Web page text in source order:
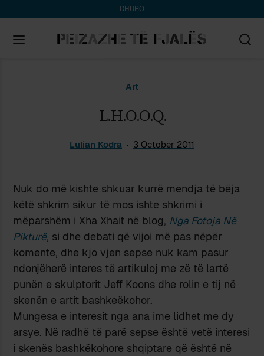
DHURO
Art
L.H.O.O.Q.
Lulian Kodra 3 October 2011
Nuk do më kishte shkuar kurrë mendja të bëja
këtë shkrim sikur të mos ishte shkrimi i
mëparshëm i Xha Xhait në blog, Nga Fotoja Në
Pikturë, si dhe debati që vijoi më pas nëpër
komente, dhe kjo vjen sepse nuk kam pasur
ndonjëherë interes të artikuloj me zë të lartë
punën e skulptorit Jeff Koons dhe rolin e tij në
skenën e artit bashkeëkohor.
Mungesa e interesit nga ana ime lidhet me dy
arsye. Në radhë të parë sepse është vetë interesi
i skenës bashkëkohore shqiptare që është në